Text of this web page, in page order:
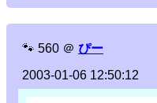
🐾 560 ＠ ぴー
2003-01-06 12:50:12